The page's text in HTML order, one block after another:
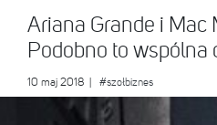
Ariana Grande i Mac
Podobno to wspólna
10 maj 2018 #szołbiznes